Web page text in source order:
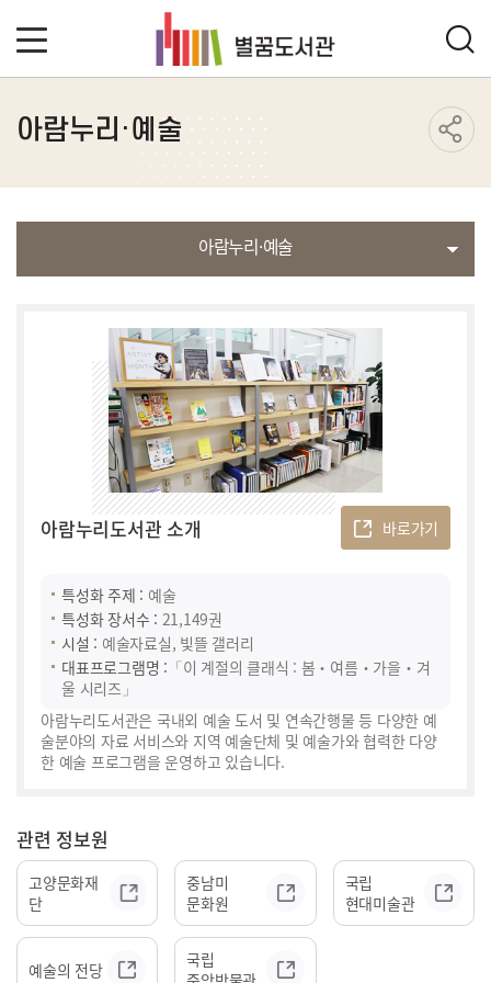
아람누리·예술
아람누리·예술
아람누리도서관 소개 바로가기
특성화 주제 : 예술
특성화 장서수 : 21,149권
시설 : 예술자료실, 빛뜰 갤러리
대표프로그램명 : 「이 계절의 클래식 : 봄‧여름‧가을‧겨
울 시리즈」
아람누리도서관은 국내외 예술 도서 및 연속간행물 등 다양한 예
술분야의 자료 서비스와 지역 예술단체 및 예술가와 협력한 다양
한 예술 프로그램을 운영하고 있습니다.
관련 정보원
고양문화재
단
중남미
문화원
국립
현대미술관
예술의 전당
국립